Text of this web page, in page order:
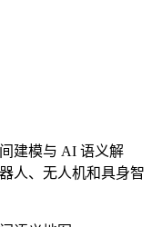
建模与 AI 语义解
人、无人机和具身智